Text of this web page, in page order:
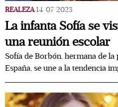
REALEZA 14/07/2023
La infanta Sofía se
una reunión escolar
Sofía de Borbón, hermana de
España, se une a la tendencia